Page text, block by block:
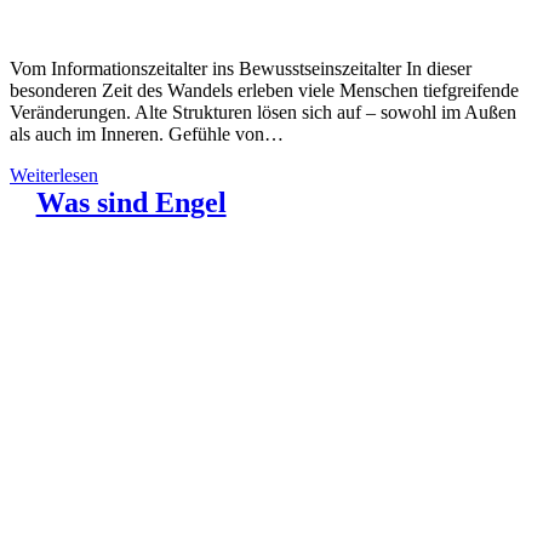
Vom Informationszeitalter ins Bewusstseinszeitalter In dieser
besonderen Zeit des Wandels erleben viele Menschen tiefgreifende
Veränderungen. Alte Strukturen lösen sich auf – sowohl im Außen
als auch im Inneren. Gefühle von…
Weiterlesen
Was sind Engel